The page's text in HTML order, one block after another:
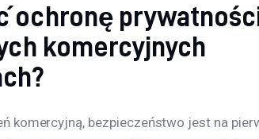
ochronę
komercyjnych
komercyjną, bezpieczeństwo jest na